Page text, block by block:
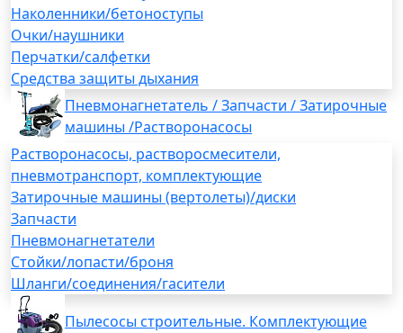
Наколенники/бетоноступы
Очки/наушники
Перчатки/салфетки
Средства защиты дыхания
Пневмонагнетатель / Запчасти / Затирочные
машины /Растворонасосы
Растворонасосы, растворосмесители,
пневмотранспорт, комплектующие
Затирочные машины (вертолеты)/диски
Запчасти
Пневмонагнетатели
Стойки/лопасти/броня
Шланги/соединения/гасители
Пылесосы строительные. Комплектующие